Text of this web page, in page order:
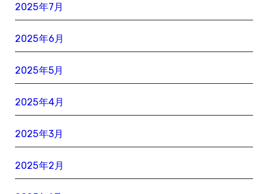
2025年7月
2025年6月
2025年5月
2025年4月
2025年3月
2025年2月